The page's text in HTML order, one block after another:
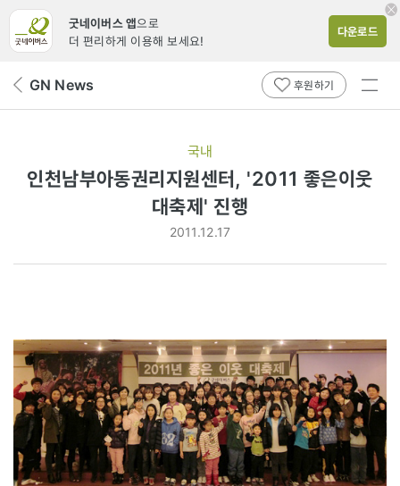
굿네이버스 앱으로
더 편리하게 이용해 보세요!
다운로드
뒤 GN News 후원하기
전체
국내
인천남부아동권리지원센터, '2011 좋은이웃
대축제' 진행
2011.12.17